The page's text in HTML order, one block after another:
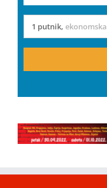
1 putnik, ekonomska